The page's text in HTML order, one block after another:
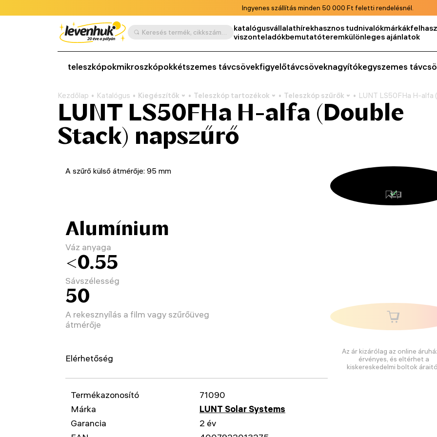
Ingyenes szállítás minden 50 000 Ft feletti rendelésnél.
Keresés termék, cikkszám, kategória stb. szerint katalógusvállalathírekhasznos tudnivalókmárkák
viszonteladókbemutatóteremkülönleges ajánlatok
teleszkópokmikroszkópokkétszemes távcsövekfigyelőtávcsöveknagyítókegyszemes
Kezdőlap Katalógus Kiegészítők Teleszkóp tartozékok Teleszkóp szűrők LUNT LS50FHa H-alfa
LUNT LS50FHa H-alfa (Double
Stack) napszűrő
Az ár kizárólag az online
érvényes, és eltérhet a
kiskereskedelmi boltok
A szűrő külső átmérője: 95 mm
Alumínium
Váz anyaga
<0.55
Sávszélesség
50
A rekesznyílás a film vagy szűrőüveg
átmérője
Elérhetőség
Termékazonosító
71090
Márka
LUNT Solar Systems
Garancia
2 év